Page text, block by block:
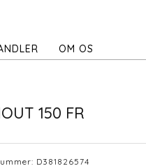
OM OS
150 FR
D381826574